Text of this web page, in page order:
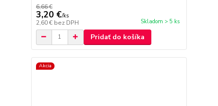
6,66 €
3,20 €/ks
2,60 € bez DPH Skladom > 5 ks
Pridať do košíka
Akcia